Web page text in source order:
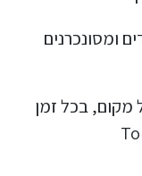
ומסונכרנים
מקום, בכל זמן